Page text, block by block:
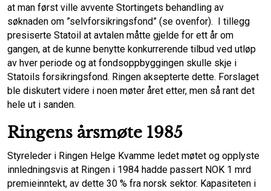
at man først ville avvente Stortingets behandling av
søknaden om ”selvforsikringsfond” (se ovenfor). I tillegg
presiserte Statoil at avtalen måtte gjelde for ett år om
gangen, at de kunne benytte konkurrerende tilbud ved utløp
av hver periode og at fondsoppbyggingen skulle skje i
Statoils forsikringsfond. Ringen aksepterte dette. Forslaget
ble diskutert videre i noen møter året etter, men så rant det
hele ut i sanden.
Ringens årsmøte 1985
Styreleder i Ringen Helge Kvamme ledet møtet og opplyste
innledningsvis at Ringen i 1984 hadde passert NOK 1 mrd
premieinntekt, av dette 30 % fra norsk sektor. Kapasiteten i